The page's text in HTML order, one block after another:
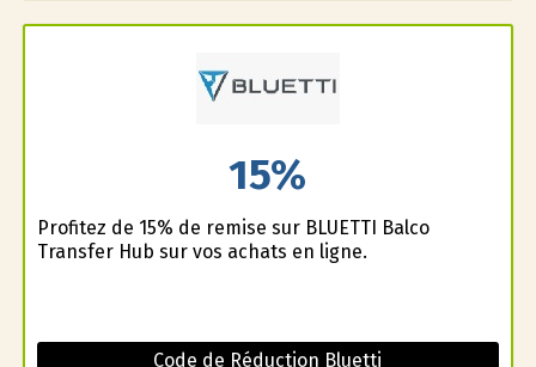
15%
Profitez de 15% de remise sur BLUETTI Balco
Transfer Hub sur vos achats en ligne.
Code de Réduction Bluetti